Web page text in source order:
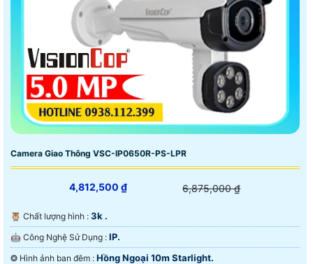
Camera Giao Thông VSC-IP0650R-PS-LPR
4,812,500 ₫ 6,875,000 ₫
🦉 Chất lượng hình : 3k .
🤖️ Công Nghệ Sử Dụng : IP.
❂ Hình ảnh ban đêm : Hồng Ngoại 10m Starlight.